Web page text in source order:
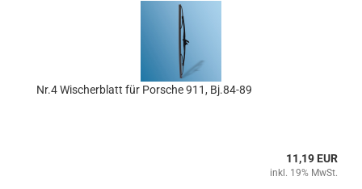
Nr.4 Wischerblatt für Porsche 911, Bj.84-89
11,19 EUR
inkl. 19% MwSt.